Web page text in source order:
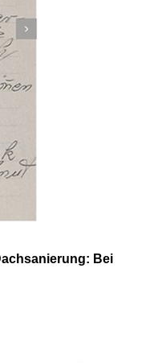
Bei